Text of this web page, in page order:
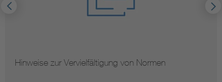
Hinweise zur Vervielfältigung von Normen